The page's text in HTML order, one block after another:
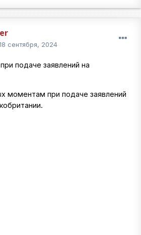
сентября, 2024
подаче заявлений на
моментам при подаче заявлений